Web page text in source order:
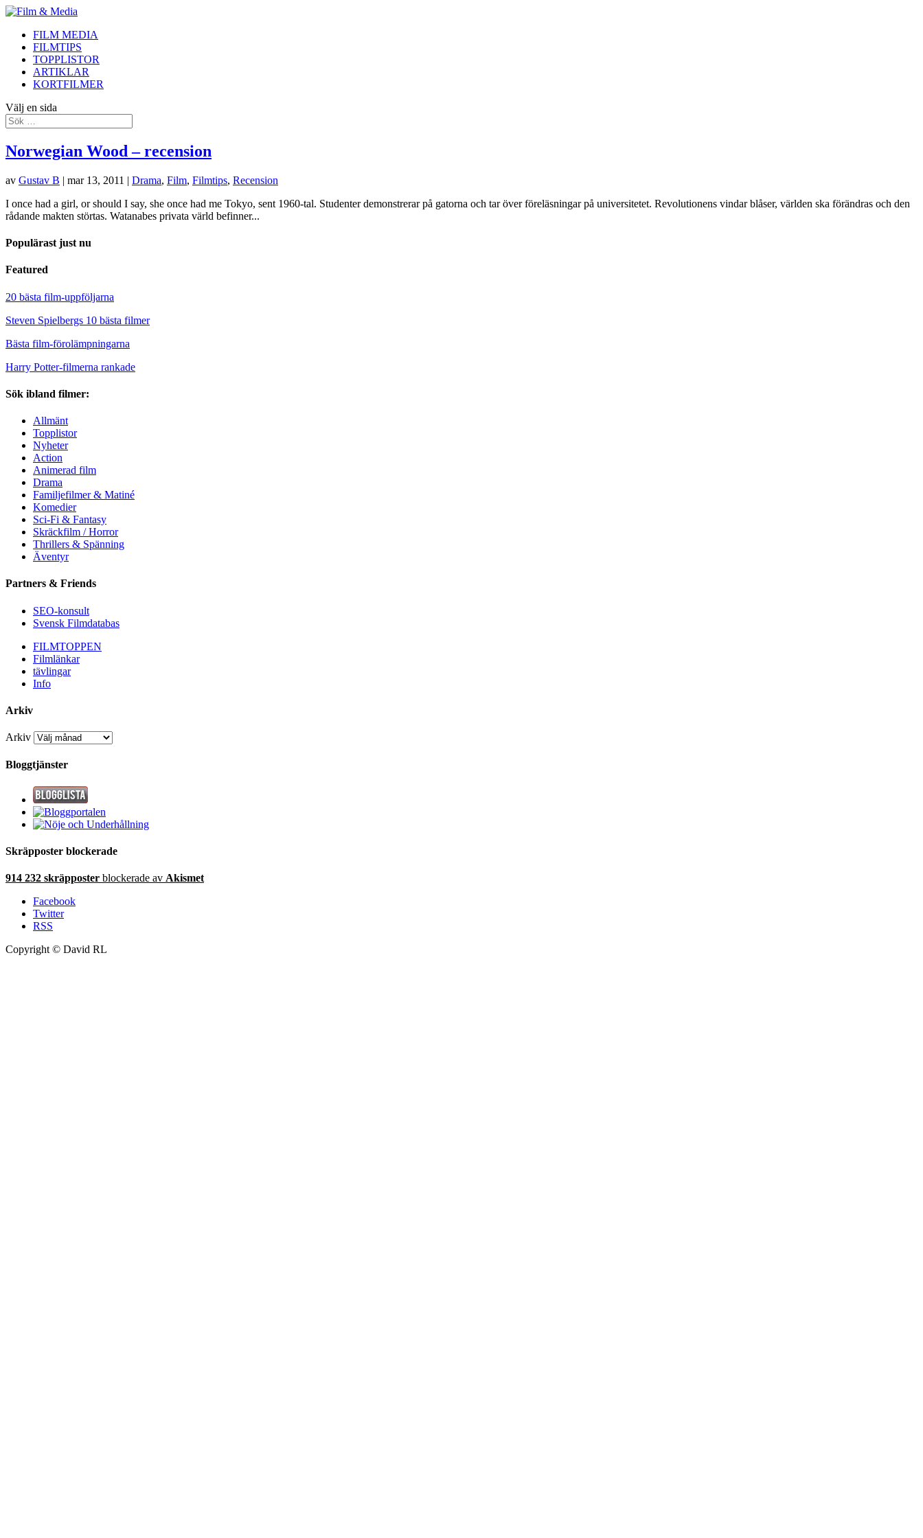
FILM MEDIA
FILMTIPS
TOPPLISTOR
ARTIKLAR
KORTFILMER
Välj en sida
Norwegian Wood – recension
av Gustav B | mar 13, 2011 | Drama, Film, Filmtips, Recension
I once had a girl, or should I say, she once had me Tokyo, sent 1960-tal. Studenter demonstrerar på gatorna och tar över föreläsningar på universitetet. Revolutionens vindar blåser, världen ska förändras och den
rådande makten störtas. Watanabes privata värld befinner...
Populärast just nu
Featured
20 bästa film-uppföljarna
Steven Spielbergs 10 bästa filmer
Bästa film-förolämpningarna
Harry Potter-filmerna rankade
Sök ibland filmer:
Allmänt
Topplistor
Nyheter
Action
Animerad film
Drama
Familjefilmer & Matiné
Komedier
Sci-Fi & Fantasy
Skräckfilm / Horror
Thrillers & Spänning
Äventyr
Partners & Friends
SEO-konsult
Svensk Filmdatabas
FILMTOPPEN
Filmlänkar
tävlingar
Info
Arkiv
Arkiv
Bloggtjänster
Skräpposter blockerade
914 232 skräpposter blockerade av Akismet
Facebook
Twitter
RSS
Copyright © David RL